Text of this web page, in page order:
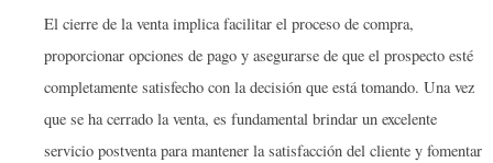
El cierre de la venta implica facilitar el proceso de compra,
proporcionar opciones de pago y asegurarse de que el prospecto esté
completamente satisfecho con la decisión que está tomando. Una vez
que se ha cerrado la venta, es fundamental brindar un excelente
servicio postventa para mantener la satisfacción del cliente y fomentar